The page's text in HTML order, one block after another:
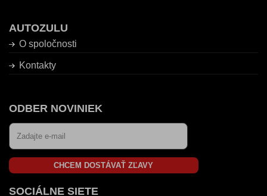
AUTOZULU
O spoločnosti
Kontakty
ODBER NOVINIEK
CHCEM DOSTÁVAŤ ZĽAVY
SOCIÁLNE SIETE